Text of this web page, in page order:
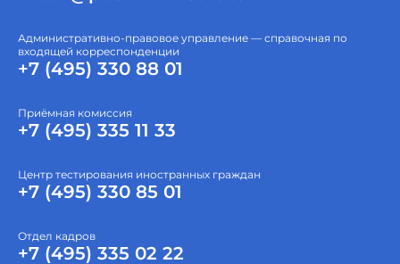
Административно-правовое управление — справочная по
входящей корреспонденции
+7 (495) 330 88 01
Приёмная комиссия
+7 (495) 335 11 33
Центр тестирования иностранных граждан
+7 (495) 330 85 01
Отдел кадров
+7 (495) 335 02 22